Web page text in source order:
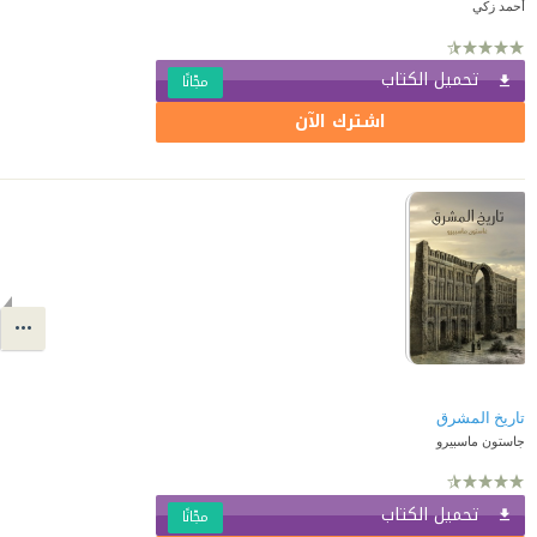
أحمد زكي
تحميل الكتاب مجّانًا
اشترك الآن
تاريخ المشرق
جاستون ماسبيرو
تحميل الكتاب مجّانًا